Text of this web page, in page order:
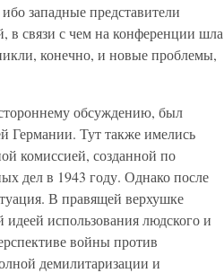
западные представители
в связи с чем на конференции шла
конечно, и новые проблемы,
обсуждению, был
Германии. Тут также имелись
комиссией, созданной по
дел в 1943 году. Однако после
В правящей верхушке
идеей использования людского и
войны против
демилитаризации и